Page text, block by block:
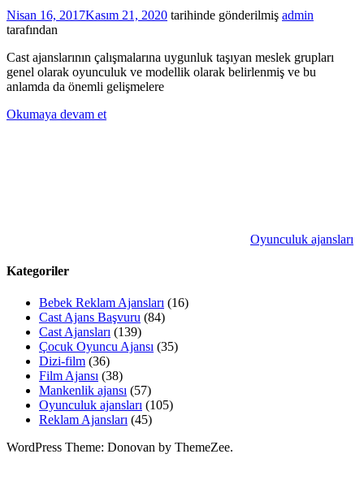
Nisan 16, 2017Kasım 21, 2020 tarihinde gönderilmiş admin
tarafından
Cast ajanslarının çalışmalarına uygunluk taşıyan meslek grupları
genel olarak oyunculuk ve modellik olarak belirlenmiş ve bu
anlamda da önemli gelişmelere
Okumaya devam et
Oyunculuk ajansları
Kategoriler
Bebek Reklam Ajansları (16)
Cast Ajans Başvuru (84)
Cast Ajansları (139)
Çocuk Oyuncu Ajansı (35)
Dizi-film (36)
Film Ajansı (38)
Mankenlik ajansı (57)
Oyunculuk ajansları (105)
Reklam Ajansları (45)
WordPress Theme: Donovan by ThemeZee.